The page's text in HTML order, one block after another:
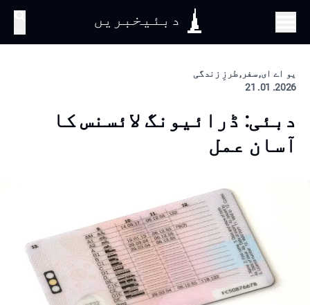
دبئیخبریں
یو اے ای, سفر, طرزِ زندگی
2026. 01. 21
دبئی: ڈرائیونگ لائسنس کا
آسان عمل